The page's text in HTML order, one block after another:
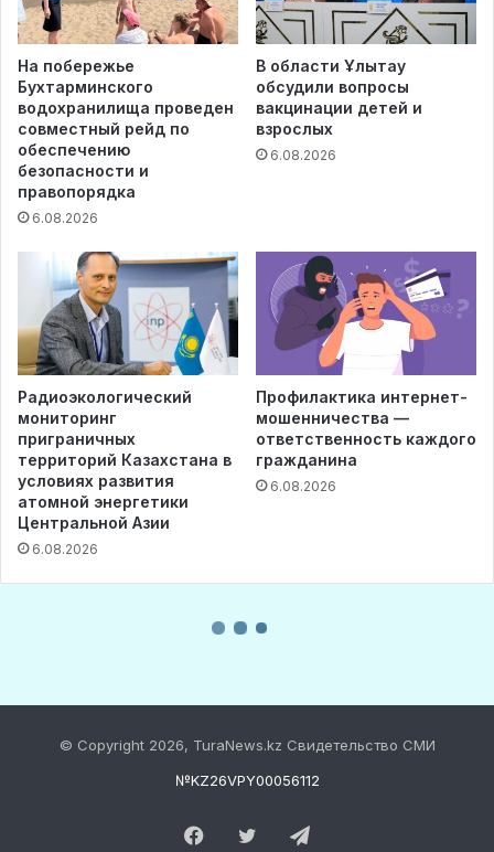
© Copyright 2026, TuraNews.kz Свидетельство СМИ
№KZ26VPY00056112
Facebook
Twitter